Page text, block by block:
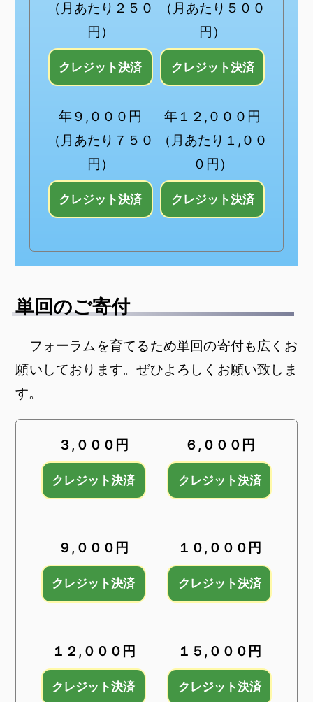
​（月あたり２５０
円）
​（月あたり５００
円）
年９,０００円
​（月あたり７５０
円）
年１２,０００円
​（月あたり１,００
０円）
単回のご寄付
フォーラムを育てるため単回の寄付も広くお
願いしております。ぜひよろしくお願い致しま
す。
３,０００円 ６,０００円
９,０００円 １０,０００円
１２,０００円 １５,０００円